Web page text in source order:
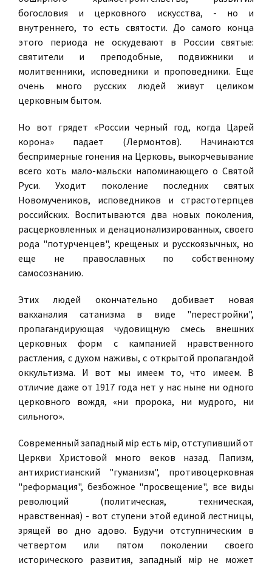
богословия и церковного искусства, - но и
внутреннего, то есть святости. До самого конца
этого периода не оскудевают в России святые:
святители и преподобные, подвижники и
молитвенники, исповедники и проповедники. Еще
очень много русских людей живут целиком
церковным бытом.
Но вот грядет «России черный год, когда Царей
корона» падает (Лермонтов). Начинаются
беспримерные гонения на Церковь, выкорчевывание
всего хоть мало-мальски напоминающего о Святой
Руси. Уходит поколение последних святых
Новомучеников, исповедников и страстотерпцев
российских. Воспитываются два новых поколения,
расцерковленных и денационализированных, своего
рода "потурченцев", крещеных и русскоязычных, но
еще не православных по собственному
самосознанию.
Этих людей окончательно добивает новая
вакханалия сатанизма в виде "перестройки",
пропагандирующая чудовищную смесь внешних
церковных форм с кампанией нравственного
растления, с духом наживы, с открытой пропагандой
оккультизма. И вот мы имеем то, что имеем. В
отличие даже от 1917 года нет у нас ныне ни одного
церковного вождя, «ни пророка, ни мудрого, ни
сильного».
Современный западный мiр есть мiр, отступивший от
Церкви Христовой много веков назад. Папизм,
антихристианский "гуманизм", противоцерковная
"реформация", безбожное "просвещение", все виды
революций (политическая, техническая,
нравственная) - вот ступени этой единой лестницы,
зрящей во дно адово. Будучи отступническим в
четвертом или пятом поколении своего
исторического развития, западный мiр не может